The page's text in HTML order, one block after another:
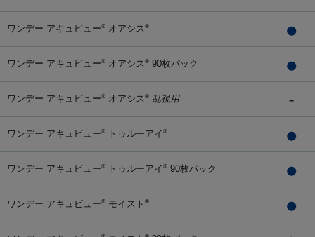
ワンデー アキュビュー® オアシス ®
ワンデー アキュビュー® オアシス ® 90枚パック
ワンデー アキュビュー® オアシス ® 乱視用
ワンデー アキュビュー® トゥルーアイ ®
ワンデー アキュビュー® トゥルーアイ ® 90枚パック
ワンデー アキュビュー® モイスト ®